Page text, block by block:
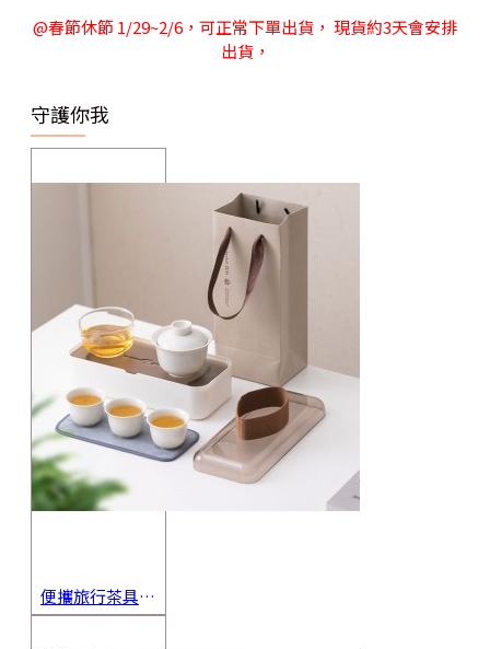
@春節休節 1/29~2/6，可正常下單出貨， 現貨約3天會安排
出貨，
守護你我
便攜旅行茶具組 茶杯 茶壺 陶瓷杯 泡茶組 茶具套裝 伴手禮 禮盒 禮品